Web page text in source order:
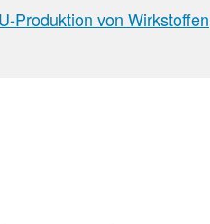
Produktion von Wirkstoffen